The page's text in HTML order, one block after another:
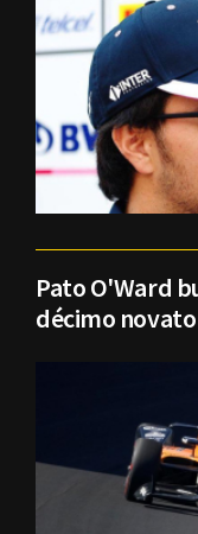
Pato O'Ward
décimo